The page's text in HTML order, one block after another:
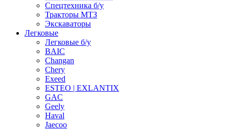
Спецтехника б/у
Тракторы МТЗ
Экскаваторы
Легковые
Легковые б/у
BAIC
Changan
Chery
Exeed
ESTEO | EXLANTIX
GAC
Geely
Haval
Jaecoo